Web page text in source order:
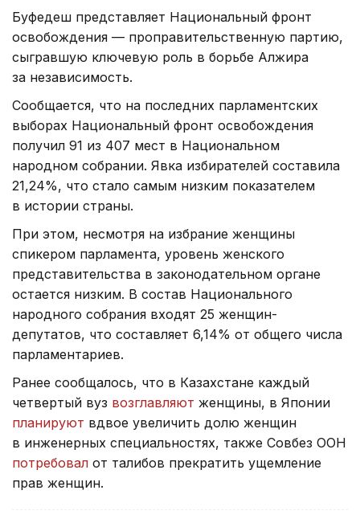
Буфедеш представляет Национальный фронт
освобождения — проправительственную партию,
сыгравшую ключевую роль в борьбе Алжира
за независимость.
Сообщается, что на последних парламентских
выборах Национальный фронт освобождения
получил 91 из 407 мест в Национальном
народном собрании. Явка избирателей составила
21,24%, что стало самым низким показателем
в истории страны.
При этом, несмотря на избрание женщины
спикером парламента, уровень женского
представительства в законодательном органе
остается низким. В состав Национального
народного собрания входят 25 женщин-
депутатов, что составляет 6,14% от общего числа
парламентариев.
Ранее сообщалось, что в Казахстане каждый
четвертый вуз возглавляют женщины, в Японии
планируют вдвое увеличить долю женщин
в инженерных специальностях, также Совбез ООН
потребовал от талибов прекратить ущемление
прав женщин.